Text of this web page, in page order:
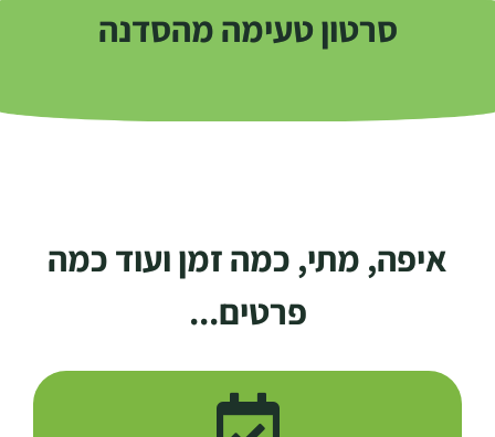
סרטון טעימה מהסדנה
איפה, מתי, כמה זמן ועוד כמה
פרטים...​